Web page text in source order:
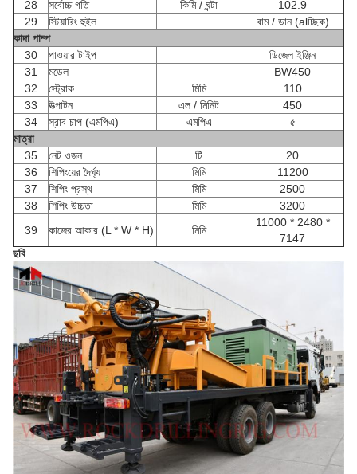
28 সর্বোচ্চ গতি কিমি / ঘন্টা
102.9
29
স্টিয়ারিং হুইল
বাম / ডান (alচ্ছিক)
কাদা পাম্প
30
পাওয়ার টাইপ
ডিজেল ইঞ্জিন
31
মডেল
BW450
32
স্ট্রোক মিমি
110
33
উত্পাটন এল / মিনিট
450
34
স্রাব চাপ (এমপিএ) এমপিএ
৫
মাত্রা
35
নেট ওজন টি
20
36
শিপিংয়ের দৈর্ঘ্য মিমি
11200
37
শিপিং প্রস্থ মিমি
2500
38
শিপিং উচ্চতা মিমি
3200
39
কাজের আকার (L * W * H) মিমি
11000 * 2480 *
7147
ছবি